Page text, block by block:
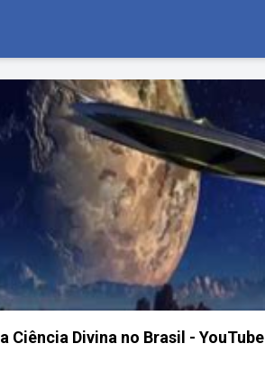
Ciência Divina no Brasil - YouTube